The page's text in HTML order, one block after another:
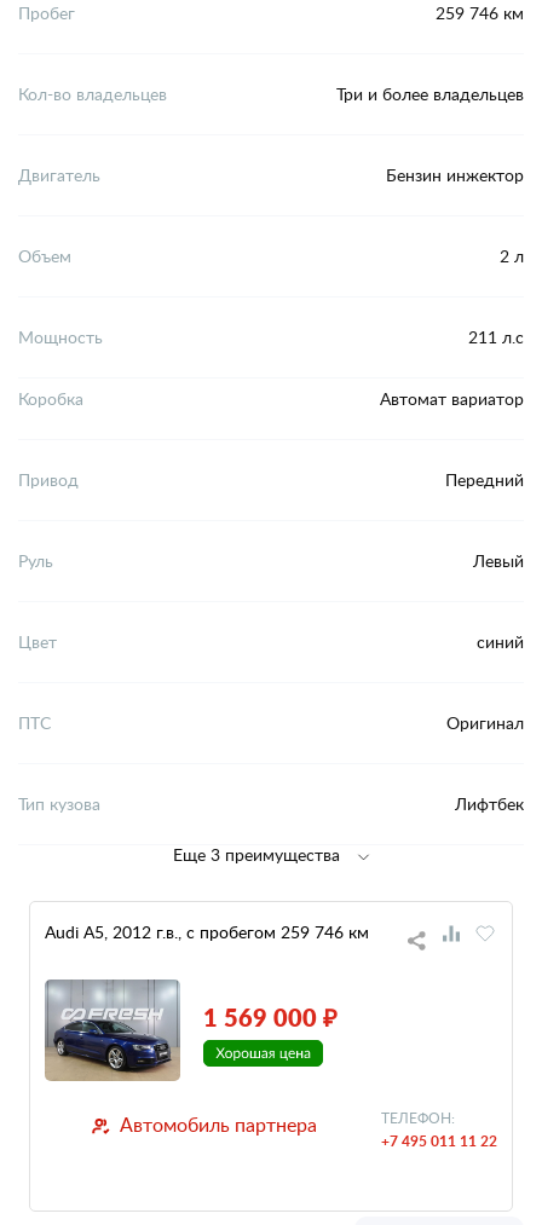
Пробег 259 746 км
Кол-во владельцев Три и более владельцев
Двигатель Бензин инжектор
Объем 2 л
Мощность 211 л.с
Коробка Автомат вариатор
Привод Передний
Руль Левый
Цвет синий
ПТС Оригинал
Тип кузова Лифтбек
Еще 3 преимущества
Audi A5, 2012 г.в., с пробегом 259 746 км
1 569 000 ₽
Автомобиль партнера ТЕЛЕФОН:
+7 495 011 11 22